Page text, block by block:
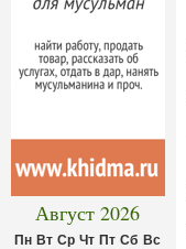
Август 2026
Пн Вт Ср Чт Пт Сб Вс